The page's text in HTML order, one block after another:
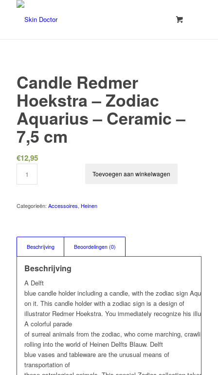
Candle Redmer
Hoekstra – Zodiac
Aquarius – Ceramic –
7,5 cm
€12,95
Toevoegen aan winkelwagen
Categorieën: Accessoires, Heinen
Beschrijving Beoordelingen (0)
Beschrijving
A Delft
blue candle holder includinga candle, with thezodiac signAquarius
on it. This candle holder witha zodiac signis a design of
illustrator RedmerHoekstra. You immediately recognizehis
A colorful parade
of surreal animals from thezodiac, who come marching, crawling
rolling into the worldof Heinen Delfts Blauw. Delft
blue vases and tablewareare the unusual means of
transportation of